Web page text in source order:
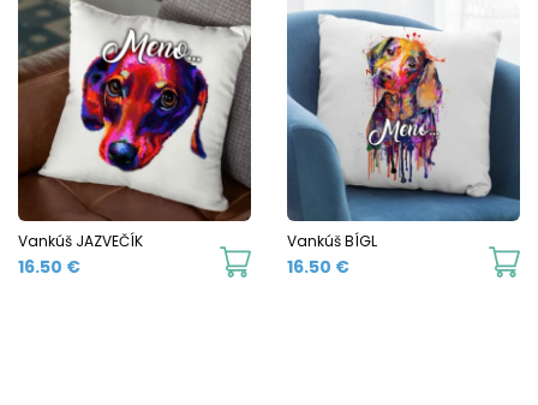
Vankúš JAZVEČÍK
16.50 €
Vankúš BÍGL
16.50 €